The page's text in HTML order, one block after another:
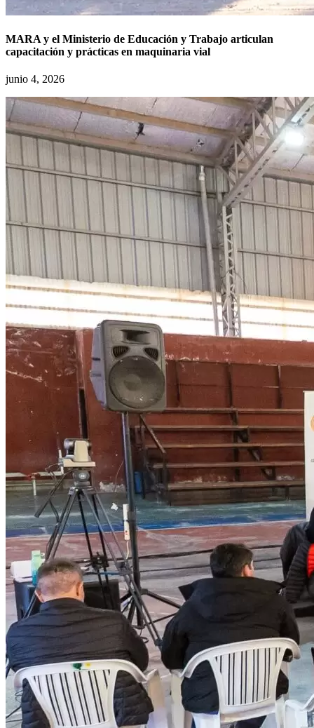
MARA y el Ministerio de Educación y Trabajo articulan
capacitación y prácticas en maquinaria vial
junio 4, 2026